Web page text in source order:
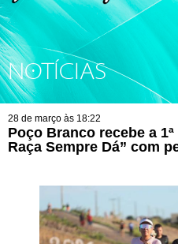
NOTÍCIAS
28 de março às 18:22
Poço Branco recebe a
Raça Sempre Dá” com